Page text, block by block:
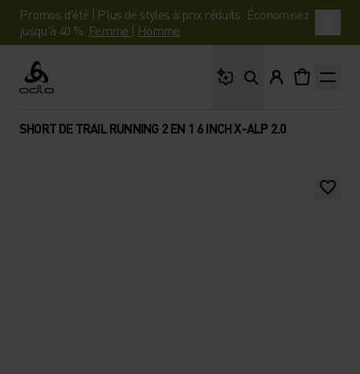
Promos d'été | Plus de styles à prix réduits. Économisez
jusqu'à 40 %. Femme | Homme
Odlo
SHORT DE TRAIL RUNNING 2 EN 1 6 INCH X-ALP 2.0